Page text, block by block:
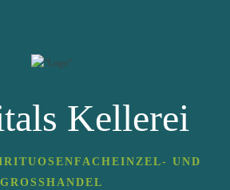
Kellerei
UND
GROSSHANDEL